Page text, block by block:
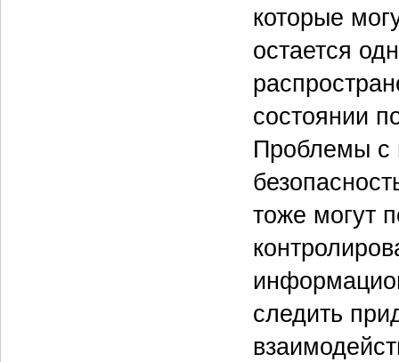
которые
остается
состоянии
Проблемы с
тоже могут
следить